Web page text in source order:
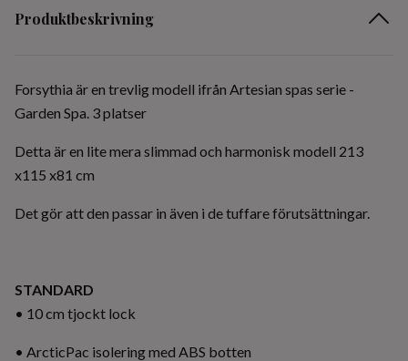
Produktbeskrivning
Forsythia är en trevlig modell ifrån Artesian spas serie -
Garden Spa. 3 platser
Detta är en lite mera slimmad och harmonisk modell 213
x115 x81 cm
Det gör att den passar in även i de tuffare förutsättningar.
STANDARD
• 10 cm tjockt lock
• ArcticPac isolering med ABS botten